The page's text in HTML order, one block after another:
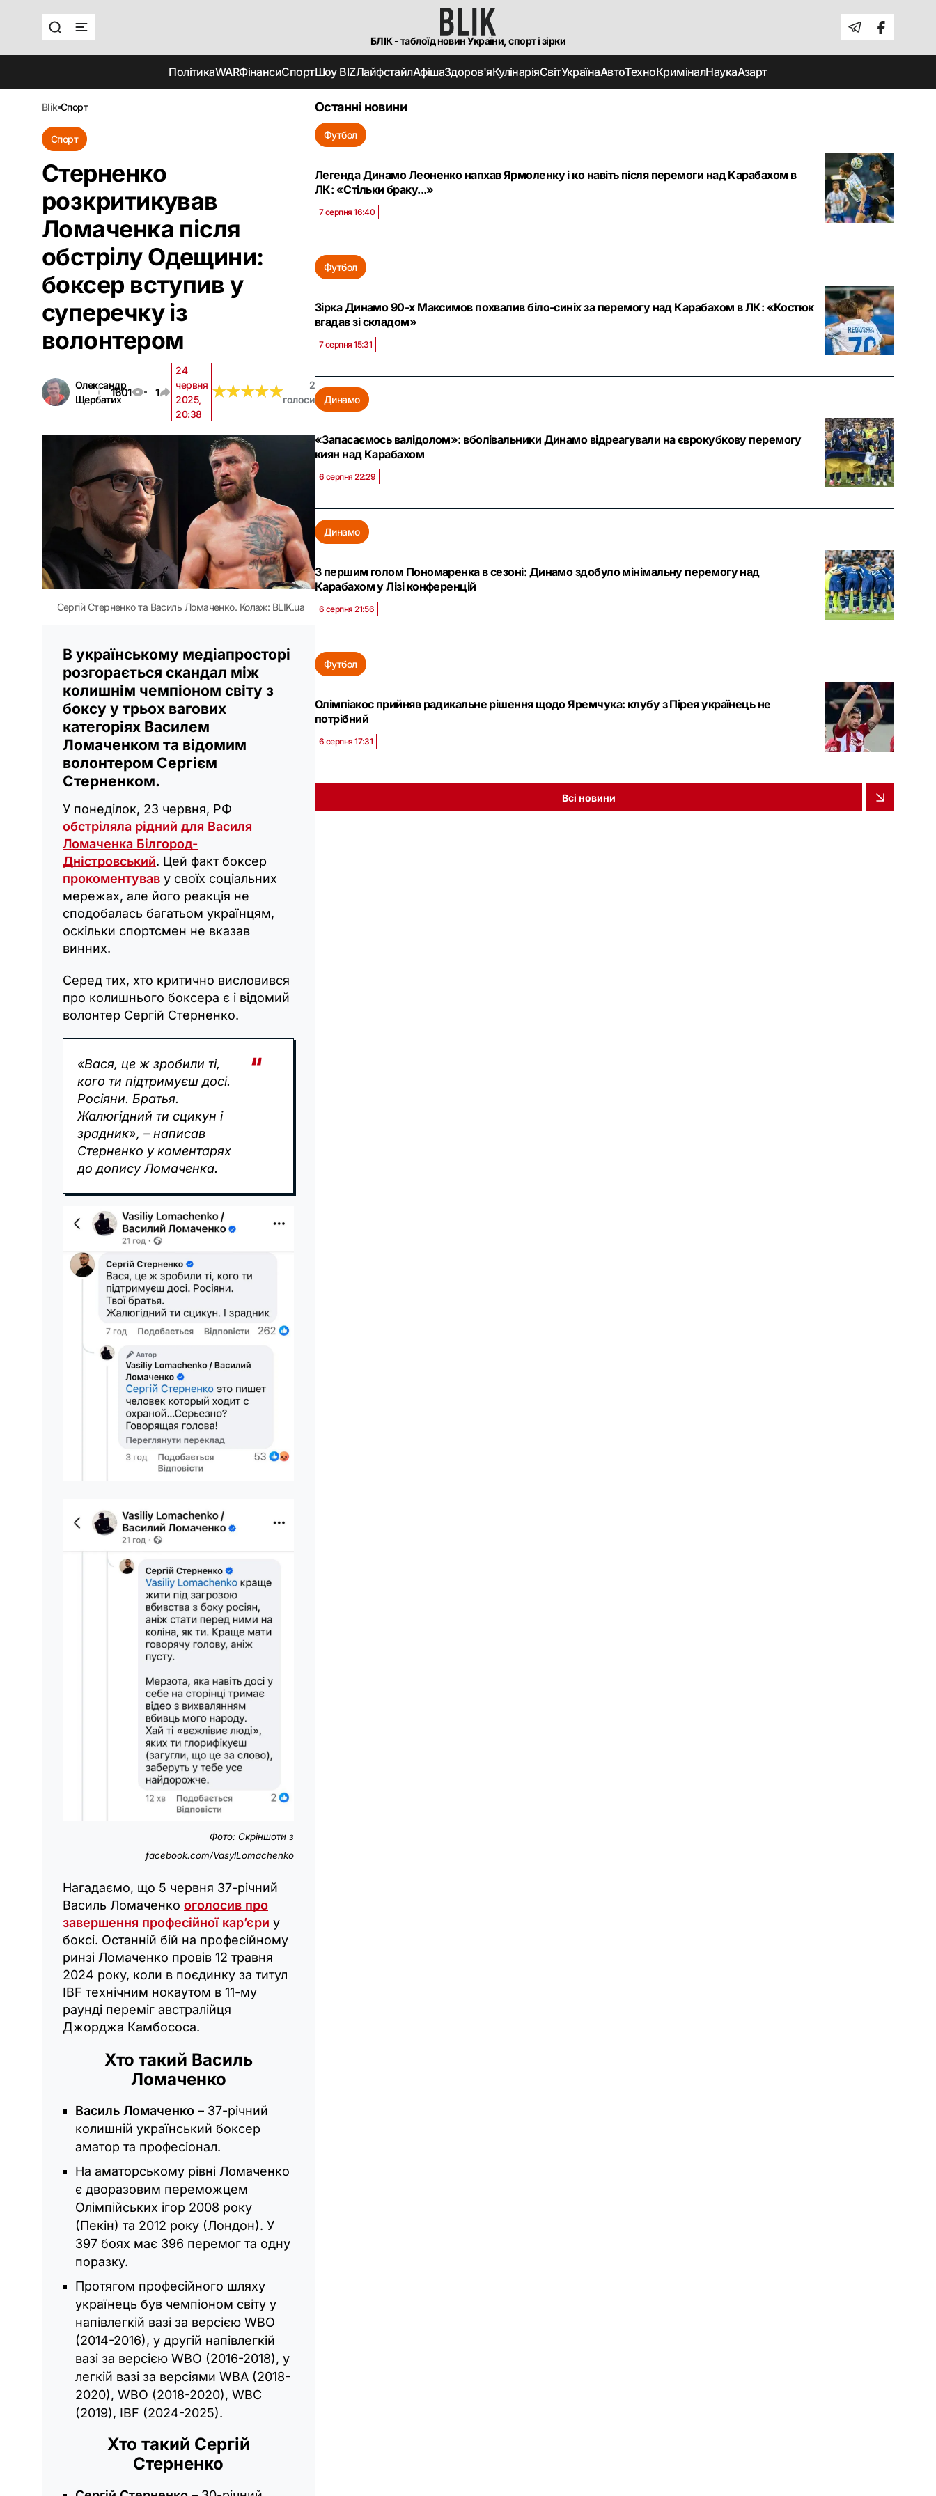
БЛІК - таблоїд новин України, спорт і зірки
ПолітикаWARФінансиСпортШоу BIZЛайфстайлАфішаЗдоров'яКулінаріяСвітУкраїнаАвтоТехноКриміналНаукаАзарт
blik спорт
Спорт
Стерненко
розкритикував
Ломаченка після
обстрілу Одещини:
боксер вступив у
суперечку із
волонтером
Олександр
Щербатих
1601 1
24
червня
2025,
20:38
★★★★★
★★★★★
2
голоси
Сергій Стерненко та Василь Ломаченко. Колаж: BLIK.ua
В українському медіапросторі
розгорається скандал між
колишнім чемпіоном світу з
боксу у трьох вагових
категоріях Василем
Ломаченком та відомим
волонтером Сергієм
Стерненком.
У понеділок, 23 червня, РФ
обстріляла рідний для Василя
Ломаченка Білгород-
Дністровський. Цей факт боксер
прокоментував у своїх соціальних
мережах, але його реакція не
сподобалась багатьом українцям,
оскільки спортсмен не вказав
винних.
Серед тих, хто критично висловився
про колишнього боксера є і відомий
волонтер Сергій Стерненко.
«Вася, це ж зробили ті,
кого ти підтримуєш досі.
Росіяни. Братья.
Жалюгідний ти сцикун і
зрадник», – написав
Стерненко у коментарях
до допису Ломаченка.
Фото: Скріншоти з
facebook.com/VasylLomachenko
Нагадаємо, що 5 червня 37-річний
Василь Ломаченко оголосив про
завершення професійної кар’єри у
боксі. Останній бій на професійному
ринзі Ломаченко провів 12 травня
2024 року, коли в поєдинку за титул
IBF технічним нокаутом в 11-му
раунді переміг австралійця
Джорджа Камбососа.
Хто такий Василь
Ломаченко
Василь Ломаченко – 37-річний
колишній український боксер
аматор та професіонал.
На аматорському рівні Ломаченко
є дворазовим переможцем
Олімпійських ігор 2008 року
(Пекін) та 2012 року (Лондон). У
397 боях має 396 перемог та одну
поразку.
Протягом професійного шляху
українець був чемпіоном світу у
напівлегкій вазі за версією WBO
(2014-2016), у другій напівлегкій
вазі за версією WBO (2016-2018), у
легкій вазі за версіями WBA (2018-
2020), WBO (2018-2020), WBC
(2019), IBF (2024-2025).
Хто такий Сергій
Стерненко
Останні новини
Футбол
Легенда Динамо Леоненко напхав Ярмоленку і ко навіть після перемоги над Карабахом в
ЛК: «Стільки браку...»
7 серпня 16:40
Футбол
Зірка Динамо 90-х Максимов похвалив біло-синіх за перемогу над Карабахом в ЛК: «Костюк
вгадав зі складом»
7 серпня 15:31
Динамо
«Запасаємось валідолом»: вболівальники Динамо відреагували на єврокубкову перемогу
киян над Карабахом
6 серпня 22:29
Динамо
З першим голом Пономаренка в сезоні: Динамо здобуло мінімальну перемогу над
Карабахом у Лізі конференцій
6 серпня 21:56
Футбол
Олімпіакос прийняв радикальне рішення щодо Яремчука: клубу з Пірея українець не
потрібний
6 серпня 17:31
Всі новини